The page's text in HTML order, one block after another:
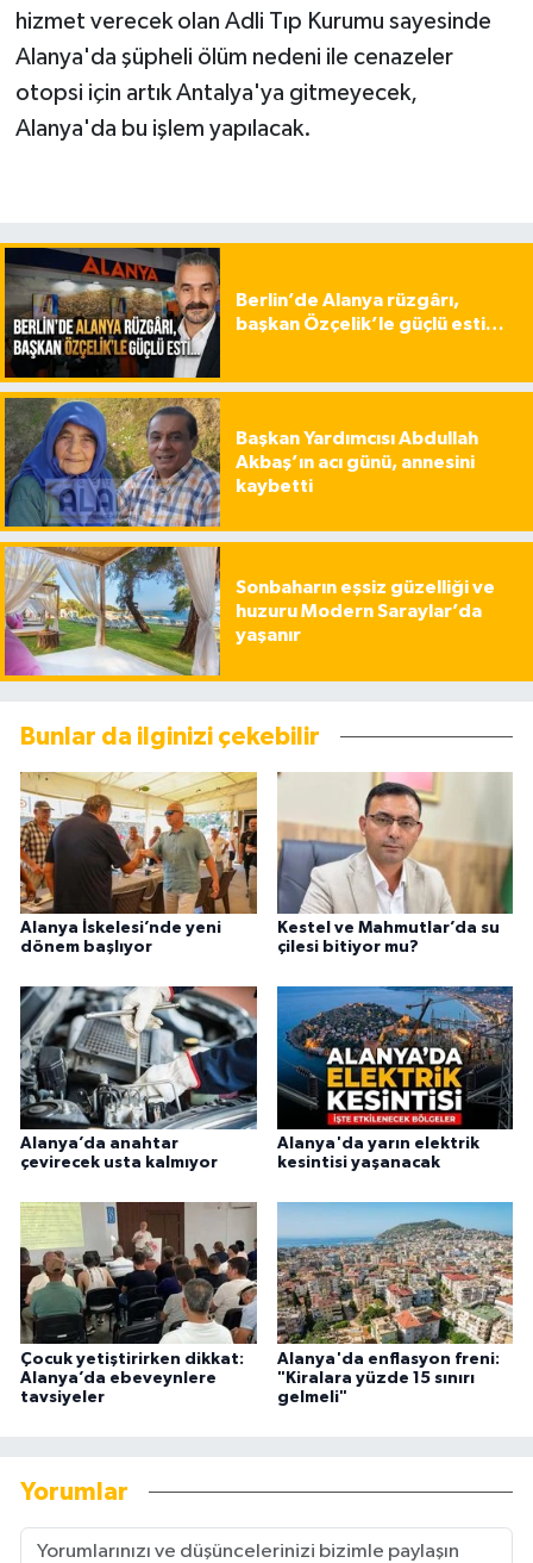
hizmet verecek olan Adli Tıp Kurumu sayesinde
Alanya'da şüpheli ölüm nedeni ile cenazeler
otopsi için artık Antalya'ya gitmeyecek,
Alanya'da bu işlem yapılacak.
Berlin’de Alanya rüzgârı,
başkan Özçelik’le güçlü esti…
Başkan Yardımcısı Abdullah
Akbaş’ın acı günü, annesini
kaybetti
Sonbaharın eşsiz güzelliği ve
huzuru Modern Saraylar’da
yaşanır
Bunlar da ilginizi çekebilir
Alanya İskelesi’nde yeni
dönem başlıyor
Kestel ve Mahmutlar’da su
çilesi bitiyor mu?
Alanya’da anahtar
çevirecek usta kalmıyor
Alanya'da yarın elektrik
kesintisi yaşanacak
Çocuk yetiştirirken dikkat:
Alanya’da ebeveynlere
tavsiyeler
Alanya'da enflasyon freni:
"Kiralara yüzde 15 sınırı
gelmeli"
Yorumlar